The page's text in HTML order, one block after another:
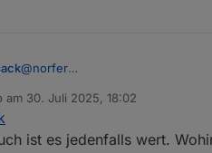
@norfer
Gar keine Reaktion kann auch
am 30. Juli 2025, 18:02
von
ist es jedenfalls wert.